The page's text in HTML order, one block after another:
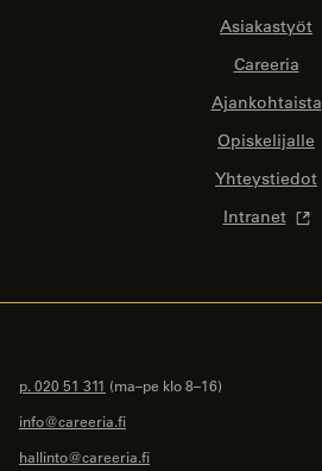
Asiakastyöt
Careeria
Ajankohtaista
Opiskelijalle
Yhteystiedot
Intranet
p. 020 51 311 (ma–pe klo 8–16)
info@careeria.fi
hallinto@careeria.fi